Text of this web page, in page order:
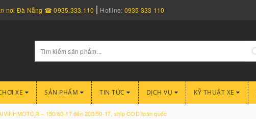
nơi Đà Nẵng ☎ 0935.333.110 Hotline: 0935 333 110
XE SẢN PHẨM TIN TỨC DỊCH VỤ KỸ THUẬT XE
– 150/60-17 đến 200/50-17, ship COD toàn quốc